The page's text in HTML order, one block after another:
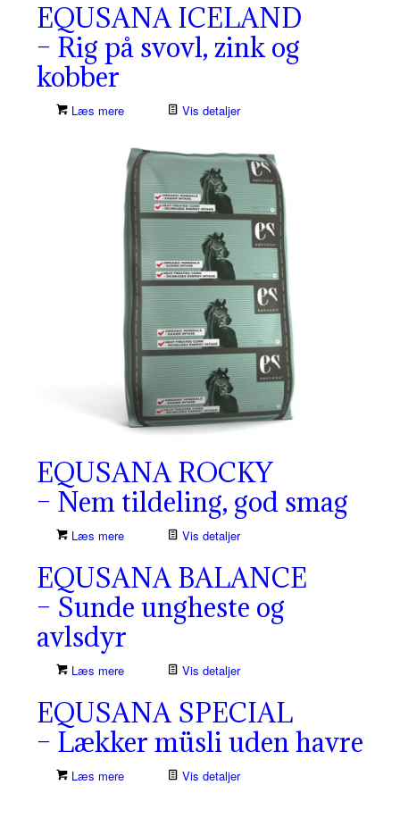
EQUSANA ICELAND
– Rig på svovl, zink og
kobber
Læs mere Vis detaljer
EQUSANA ROCKY
– Nem tildeling, god smag
Læs mere Vis detaljer
EQUSANA BALANCE
– Sunde ungheste og
avlsdyr
Læs mere Vis detaljer
EQUSANA SPECIAL
– Lækker müsli uden havre
Læs mere Vis detaljer